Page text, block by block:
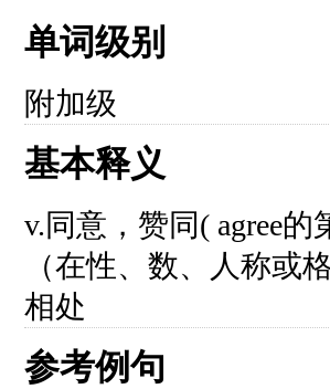
单词级别
附加级
基本释义
v.同意，赞同( agree
（在性、数、人称或
相处
参考例句